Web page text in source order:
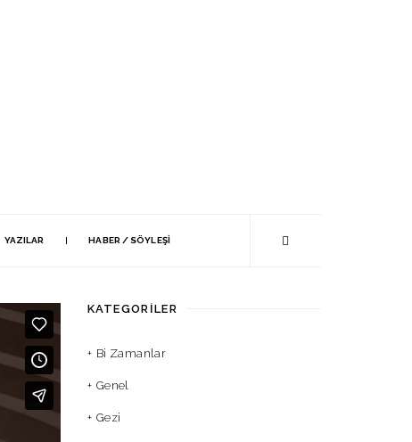
YAZILAR HABER / SÖYLEŞI
KATEGORILER
Bi Zamanlar
Genel
Gezi